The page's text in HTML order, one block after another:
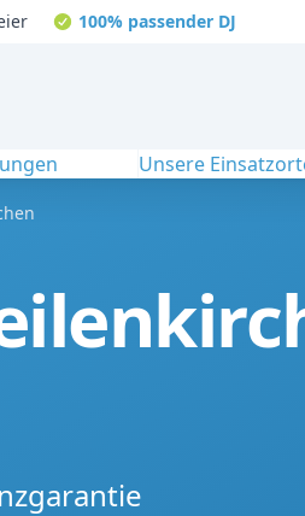
100% passender DJ
Unsere